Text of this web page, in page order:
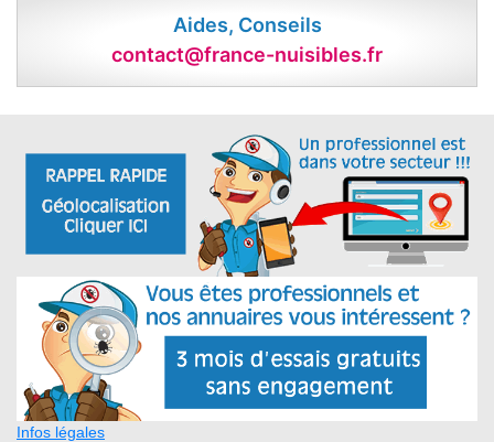
Aides, Conseils
contact@france-nuisibles.fr
Infos légales